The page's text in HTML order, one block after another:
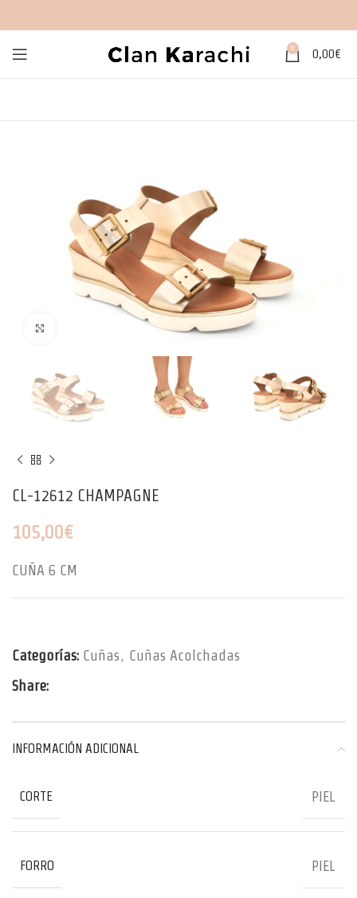
0 0,00€
CL-12612 CHAMPAGNE
105,00€
CUÑA 6 CM
Categorías: Cuñas, Cuñas Acolchadas
Share:
INFORMACIÓN ADICIONAL
CORTE PIEL
FORRO PIEL